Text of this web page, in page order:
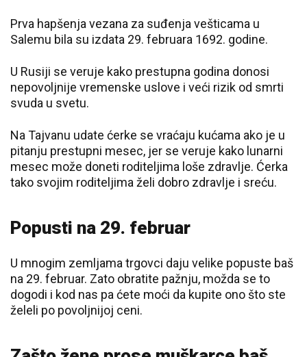
Prva hapšenja vezana za suđenja vešticama u
Salemu bila su izdata 29. februara 1692. godine.
U Rusiji se veruje kako prestupna godina donosi
nepovoljnije vremenske uslove i veći rizik od smrti
svuda u svetu.
Na Tajvanu udate ćerke se vraćaju kućama ako je u
pitanju prestupni mesec, jer se veruje kako lunarni
mesec može doneti roditeljima loše zdravlje. Ćerka
tako svojim roditeljima želi dobro zdravlje i sreću.
Popusti na 29. februar
U mnogim zemljama trgovci daju velike popuste baš
na 29. februar. Zato obratite pažnju, možda se to
dogodi i kod nas pa ćete moći da kupite ono što ste
želeli po povoljnijoj ceni.